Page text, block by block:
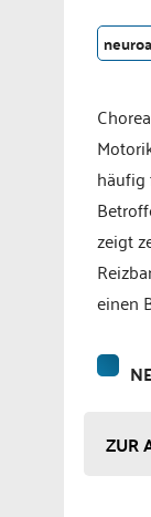
zeigt
einen
ZUR